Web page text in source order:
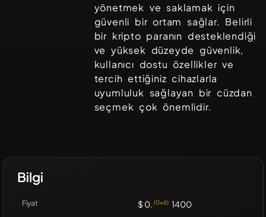
yönetmek ve saklamak için
güvenli bir ortam sağlar. Belirli
bir kripto paranın desteklendiği
ve yüksek düzeyde güvenlik,
kullanıcı dostu özellikler ve
tercih ettiğiniz cihazlarla
uyumluluk sağlayan bir cüzdan
seçmek çok önemlidir.
Bilgi
Fiyat $ 0. (0x6) 1400